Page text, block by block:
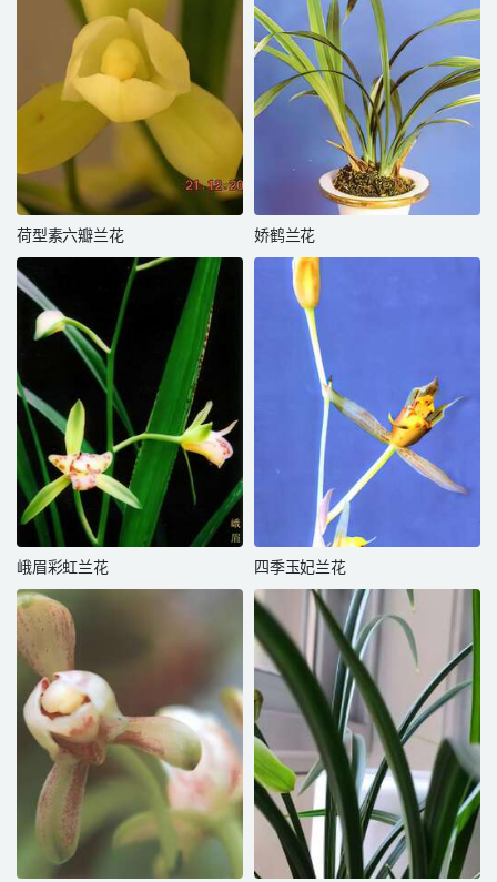
荷型素六瓣兰花 娇鹤兰花
峨眉彩虹兰花 四季玉妃兰花